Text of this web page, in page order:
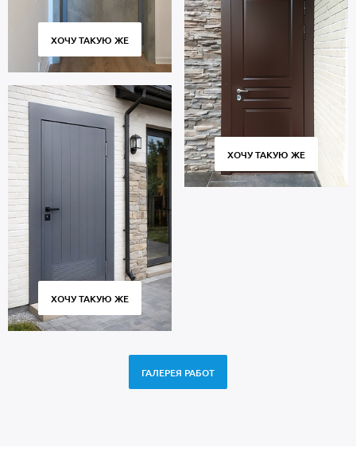
ХОЧУ ТАКУЮ ЖЕ
ХОЧУ ТАКУЮ ЖЕ
ХОЧУ ТАКУЮ ЖЕ
ГАЛЕРЕЯ РАБОТ